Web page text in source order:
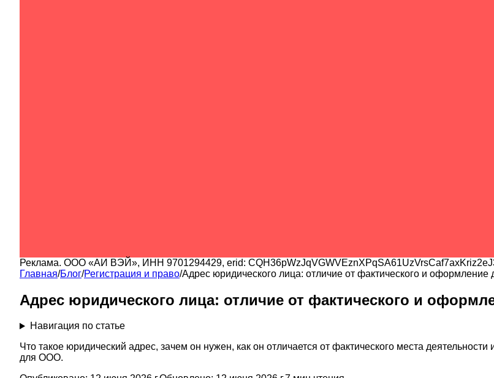
Реклама. ООО «АИ ВЭЙ», ИНН 9701294429, erid:
Главная/Блог/Регистрация и право/Адрес юридического лица: отличие от фактического и
Адрес юридического лица: отличие от фактического и
Навигация по статье
Что такое юридический адрес, зачем он нужен, как он отличается от фактического места
для ООО.